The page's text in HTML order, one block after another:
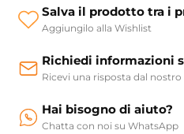
Salva il prodotto tra i
Aggiungilo alla Wishlist
Richiedi informazioni
Ricevi una risposta dal
Hai bisogno di aiuto?
Chatta con noi su WhatsApp